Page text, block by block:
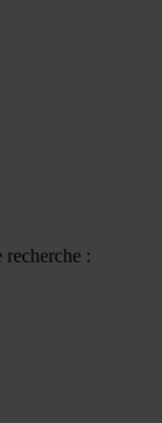
recherche :